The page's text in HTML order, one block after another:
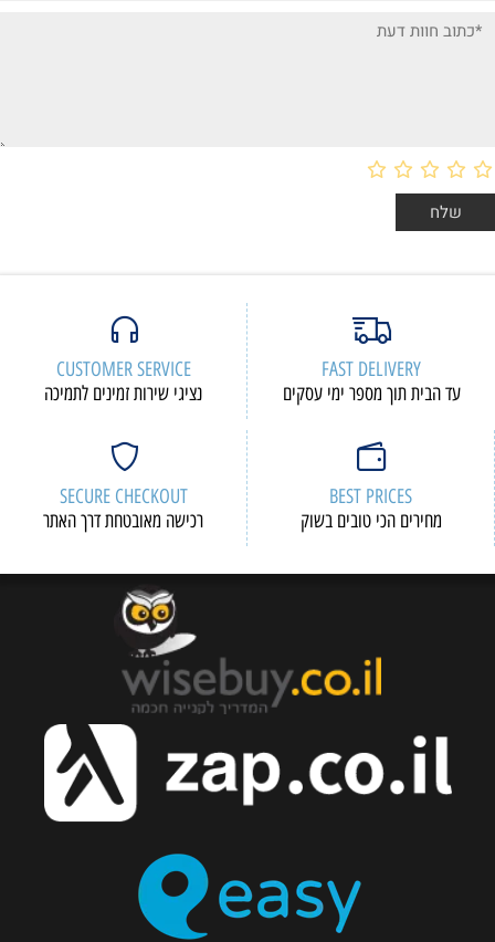
FAST DELIVERY
עד הבית תוך מספר ימי עסקים
CUSTOMER SERVICE
נציגי שירות זמינים לתמיכה
BEST PRICES
מחירים הכי טובים בשוק
SECURE CHECKOUT
רכישה מאובטחת דרך האתר